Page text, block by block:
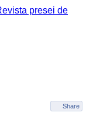
presei de
Share